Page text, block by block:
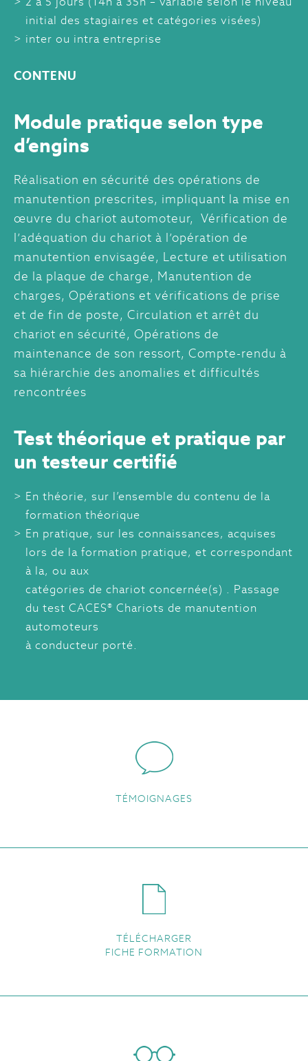
TÉMOIGNAGES
TÉLÉCHARGER
FICHE FORMATION
initial des stagiaires et catégories visées)
inter ou intra entreprise
CONTENU
Module pratique selon type
d’engins
Réalisation en sécurité des opérations de
manutention prescrites, impliquant la mise en
œuvre du chariot automoteur, Vérification de
l’adéquation du chariot à l’opération de
manutention envisagée, Lecture et utilisation
de la plaque de charge, Manutention de
charges, Opérations et vérifications de prise
et de fin de poste, Circulation et arrêt du
chariot en sécurité, Opérations de
maintenance de son ressort, Compte-rendu à
sa hiérarchie des anomalies et difficultés
rencontrées
Test théorique et pratique par
un testeur certifié
En théorie, sur l’ensemble du contenu de la
formation théorique
En pratique, sur les connaissances, acquises
lors de la formation pratique, et correspondant
à la, ou aux
catégories de chariot concernée(s) . Passage
du test CACES® Chariots de manutention
automoteurs
à conducteur porté.